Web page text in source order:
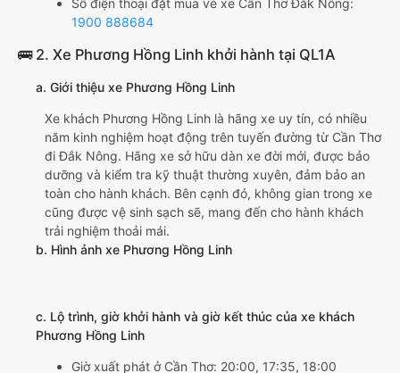
Số điện thoại đặt mua vé xe Cần Thơ Đắk Nông:
1900 888684
🚌 2. Xe Phương Hồng Linh khởi hành tại QL1A
a. Giới thiệu xe Phương Hồng Linh
Xe khách Phương Hồng Linh là hãng xe uy tín, có nhiều
năm kinh nghiệm hoạt động trên tuyến đường từ Cần Thơ
đi Đắk Nông. Hãng xe sở hữu dàn xe đời mới, được bảo
dưỡng và kiểm tra kỹ thuật thường xuyên, đảm bảo an
toàn cho hành khách. Bên cạnh đó, không gian trong xe
cũng được vệ sinh sạch sẽ, mang đến cho hành khách
trải nghiệm thoải mái.
b. Hình ảnh xe Phương Hồng Linh
c. Lộ trình, giờ khởi hành và giờ kết thúc của xe khách
Phương Hồng Linh
Giờ xuất phát ở Cần Thơ: 20:00, 17:35, 18:00